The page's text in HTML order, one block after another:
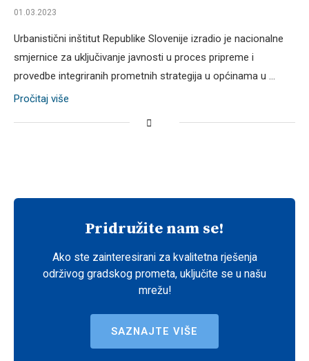
01.03.2023
Urbanistični inštitut Republike Slovenije izradio je nacionalne
smjernice za uključivanje javnosti u proces pripreme i
provedbe integriranih prometnih strategija u općinama u …
Pročitaj više
Pridružite nam se!
Ako ste zainteresirani za kvalitetna rješenja
održivog gradskog prometa, uključite se u našu
mrežu!
SAZNAJTE VIŠE